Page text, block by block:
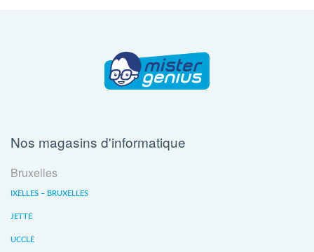
Nos magasins d'informatique
Bruxelles
IXELLES – BRUXELLES
JETTE
UCCLE